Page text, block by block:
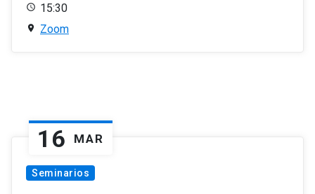
15:30
Zoom
16 MAR
Seminarios